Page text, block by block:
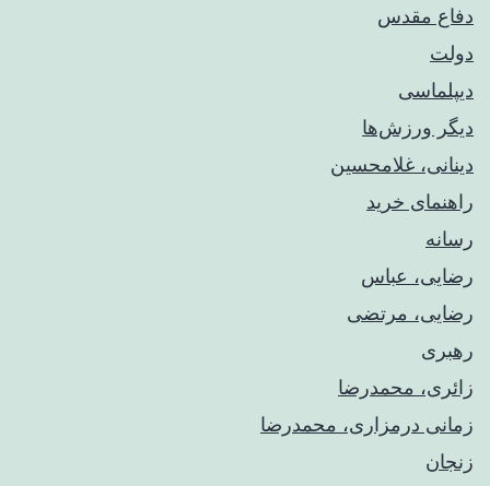
دفاع مقدس
دولت
دیپلماسی
دیگر ورزش‌ها
دینانی، غلامحسین
راهنمای خريد
رسانه
رضایی، عباس
رضایی، مرتضی
رهبری
زائری، محمدرضا
زمانی درمزاری، محمدرضا
زنجان